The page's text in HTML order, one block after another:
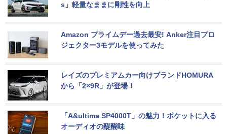
s」軽量なままに剛性を向上
Amazon プライムデー過去最安! Anker注目プロ
ジェクター3モデルを使ってみた
レイズのプレミアムカー向けブランドHOMURA
から「2×9R」が登場！
「A&ultima SP4000T」の魅力！ポケットに入る
オーディオの醍醐味